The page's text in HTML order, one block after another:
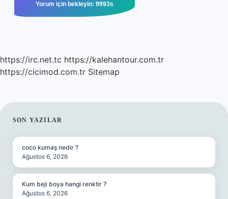
https://irc.net.tc https://kalehantour.com.tr
https://cicimod.com.tr Sitemap
SIDEBAR
SON YAZILAR
coco kumaş nedir ?
Ağustos 6, 2026
Kum beji boya hangi renktir ?
Ağustos 6, 2026